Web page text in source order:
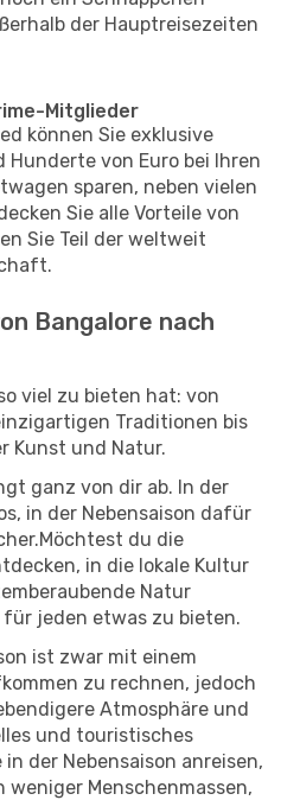
der Hauptreisezeiten
Mitglieder
können Sie exklusive
von Euro bei Ihren
sparen, neben vielen
Sie alle Vorteile von
Sie Teil der weltweit
Bangalore nach
viel zu bieten hat: von
Traditionen bis
Kunst und Natur.
ganz von dir ab. In der
in der Nebensaison dafür
du die
in die lokale Kultur
Natur
jeden etwas zu bieten.
ist zwar mit einem
zu rechnen, jedoch
Atmosphäre und
und touristisches
der Nebensaison anreisen,
Menschenmassen,